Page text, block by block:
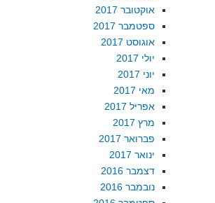
אוקטובר 2017
ספטמבר 2017
אוגוסט 2017
יולי 2017
יוני 2017
מאי 2017
אפריל 2017
מרץ 2017
פברואר 2017
ינואר 2017
דצמבר 2016
נובמבר 2016